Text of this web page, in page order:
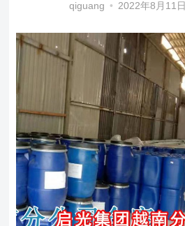
qiguang • 2022年8月11日